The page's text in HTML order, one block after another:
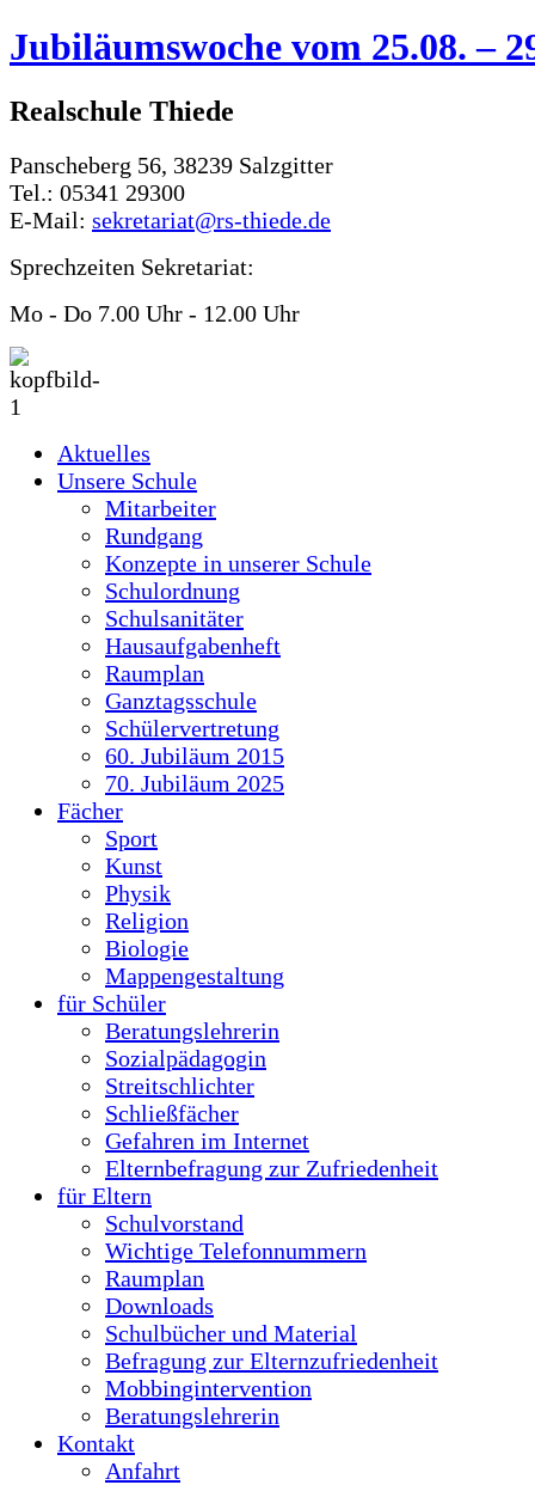
Jubiläumswoche vom 25.08. –
Realschule Thiede
Panscheberg 56, 38239 Salzgitter
Tel.: 05341 29300
E-Mail: sekretariat@rs-thiede.de
Sprechzeiten Sekretariat:
Mo - Do 7.00 Uhr - 12.00 Uhr
Aktuelles
Unsere Schule
Mitarbeiter
Rundgang
Konzepte in unserer Schule
Schulordnung
Schulsanitäter
Hausaufgabenheft
Raumplan
Ganztagsschule
Schülervertretung
60. Jubiläum 2015
70. Jubiläum 2025
Fächer
Sport
Kunst
Physik
Religion
Biologie
Mappengestaltung
für Schüler
Beratungslehrerin
Sozialpädagogin
Streitschlichter
Schließfächer
Gefahren im Internet
Elternbefragung zur Zufriedenheit
für Eltern
Schulvorstand
Wichtige Telefonnummern
Raumplan
Downloads
Schulbücher und Material
Befragung zur Elternzufriedenheit
Mobbingintervention
Beratungslehrerin
Kontakt
Anfahrt